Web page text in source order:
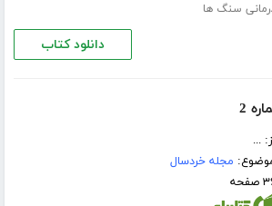
سنگ ها
دانلود کتاب
2
...
مجله خردسال